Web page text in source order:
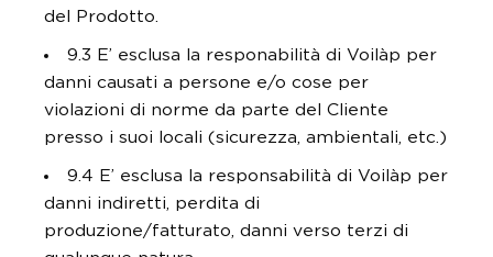
del Prodotto.
9.3 E’ esclusa la responabilità di Voilàp per
danni causati a persone e/o cose per
violazioni di norme da parte del Cliente
presso i suoi locali (sicurezza, ambientali, etc.)
9.4 E’ esclusa la responsabilità di Voilàp per
danni indiretti, perdita di
produzione/fatturato, danni verso terzi di